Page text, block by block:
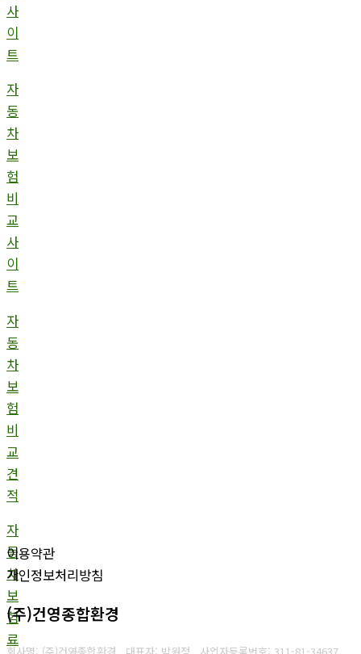
사
이
트
자
동
차
보
험
비
교
사
이
트
자
동
차
보
험
비
교
견
적
자
동
차
보
험
료
이용약관
개인정보처리방침
(주)건영종합환경